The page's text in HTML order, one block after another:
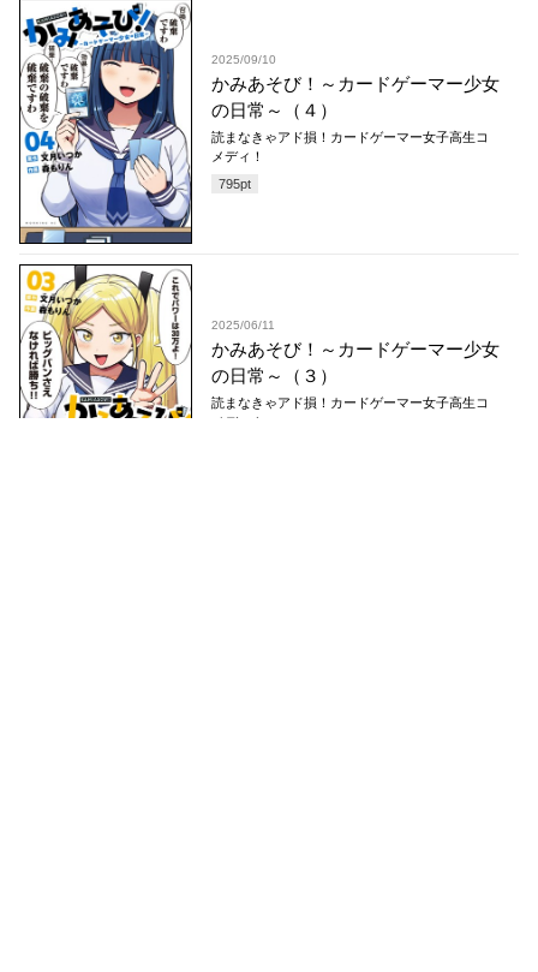
2025/09/10
かみあそび！～カードゲーマー少女
の日常～（４）
読まなきゃアド損！カードゲーマー女子高生コ
メディ！
795pt
2025/06/11
かみあそび！～カードゲーマー少女
の日常～（３）
読まなきゃアド損！カードゲーマー女子高生コ
メディ！